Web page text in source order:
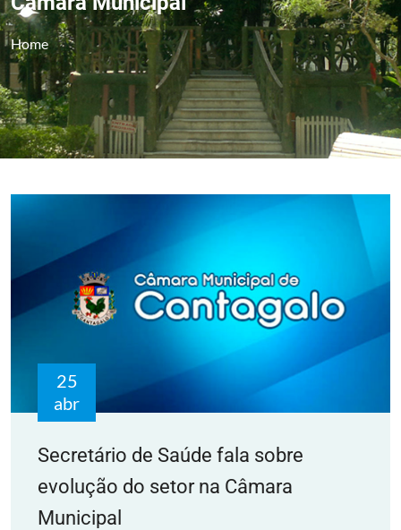
Home
25
abr
Secretário de Saúde fala sobre
evolução do setor na Câmara
Municipal